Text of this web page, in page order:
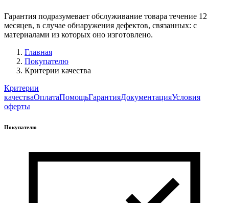
Гарантия подразумевает обслуживание товара течение 12
месяцев, в случае обнаружения дефектов, связанных: с
материалами из которых оно изготовлено.
Главная
Покупателю
Критерии качества
Критерии
качестваОплатаПомощьГарантияДокументацияУсловия
оферты
Покупателю